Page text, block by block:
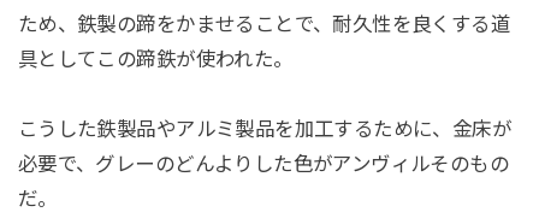
ため、鉄製の蹄をかませることで、耐久性を良くする道
具としてこの蹄鉄が使われた。
こうした鉄製品やアルミ製品を加工するために、金床が
必要で、グレーのどんよりした色がアンヴィルそのもの
だ。